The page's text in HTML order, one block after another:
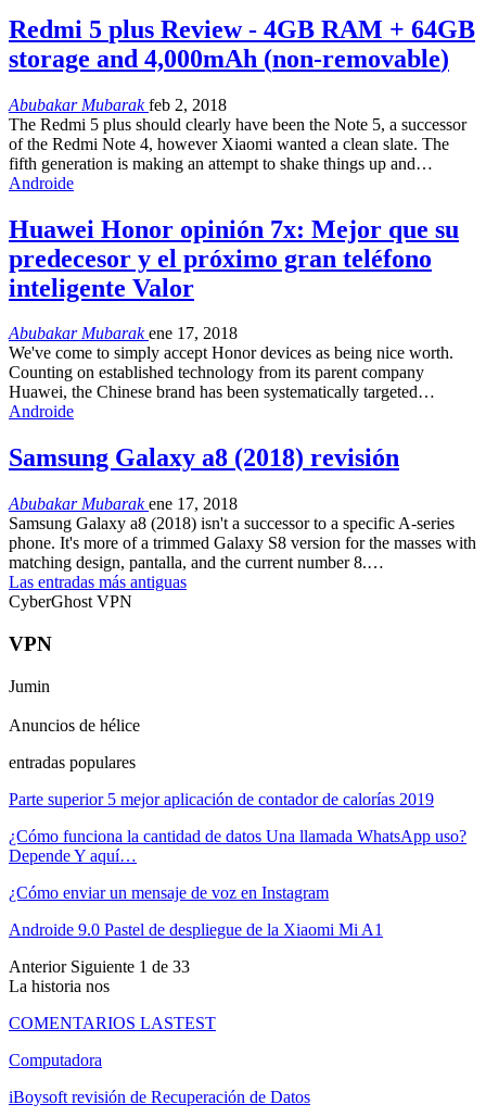
Redmi 5 plus Review- 4GB RAM + 64GB
storage and 4,000mAh (non-removable)
Abubakar Mubarakfeb 2, 2018
The Redmi 5 plus should clearly have been the Note 5, a successor
of the Redmi Note 4, however Xiaomi wanted a clean slate. The
fifth generation is making an attempt to shake things up and…
Androide
Huawei Honor opinión 7x: Mejor que su
predecesor y el próximo gran teléfono
inteligente Valor
Abubakar Mubarakene 17, 2018
We've come to simply accept Honor devices as being nice worth.
Counting on established technology from its parent company
Huawei, the Chinese brand has been systematically targeted…
Androide
Samsung Galaxy a8 (2018) revisión
Abubakar Mubarakene 17, 2018
Samsung Galaxy a8 (2018) isn't a successor to a specific A-series
phone. It's more of a trimmed Galaxy S8 version for the masses with
matching design, pantalla, and the current number 8.…
Las entradas más antiguas
CyberGhost VPN
VPN
Jumin
Anuncios de hélice
entradas populares
Parte superior 5 mejor aplicación de contador de calorías 2019
¿Cómo funciona la cantidad de datos Una llamada WhatsApp uso?
Depende Y aquí…
¿Cómo enviar un mensaje de voz en Instagram
Androide 9.0 Pastel de despliegue de la Xiaomi Mi A1
Anterior Siguiente 1 de 33
La historia nos
COMENTARIOS LASTEST
Computadora
iBoysoft revisión de Recuperación de Datos